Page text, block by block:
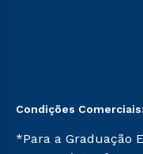
Condições Comerciais:
*Para a Graduação